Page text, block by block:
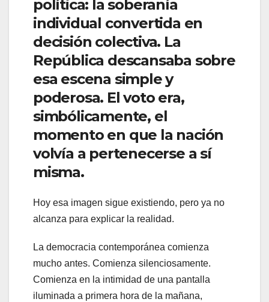
política: la soberanía
individual convertida en
decisión colectiva. La
República descansaba sobre
esa escena simple y
poderosa. El voto era,
simbólicamente, el
momento en que la nación
volvía a pertenecerse a sí
misma.
Hoy esa imagen sigue existiendo, pero ya no
alcanza para explicar la realidad.
La democracia contemporánea comienza
mucho antes. Comienza silenciosamente.
Comienza en la intimidad de una pantalla
iluminada a primera hora de la mañana,